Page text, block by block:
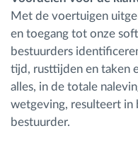
Met de voertuigen
en toegang tot onze
bestuurders
tijd, rusttijden en taken
alles, in de totale
wetgeving, resulteert in
bestuurder.